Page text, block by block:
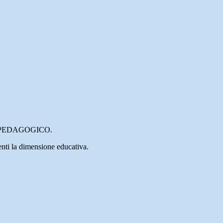
la dimensione educativa.